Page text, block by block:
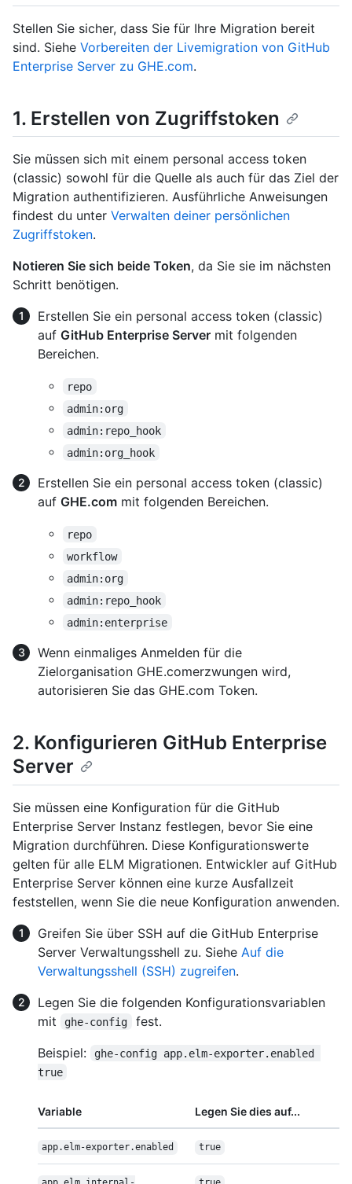
Stellen Sie sicher, dass Sie für Ihre Migration bereit
sind. Siehe Vorbereiten der Livemigration von GitHub
Enterprise Server zu GHE.com.
1. Erstellen von Zugriffstoken
Sie müssen sich mit einem personal access token
(classic) sowohl für die Quelle als auch für das Ziel der
Migration authentifizieren. Ausführliche Anweisungen
findest du unter Verwalten deiner persönlichen
Zugriffstoken.
Notieren Sie sich beide Token, da Sie sie im nächsten
Schritt benötigen.
Erstellen Sie ein personal access token (classic)
auf GitHub Enterprise Server mit folgenden
Bereichen.
repo
admin:org
admin:repo_hook
admin:org_hook
Erstellen Sie ein personal access token (classic)
auf GHE.com mit folgenden Bereichen.
repo
workflow
admin:org
admin:repo_hook
admin:enterprise
Wenn einmaliges Anmelden für die
Zielorganisation GHE.comerzwungen wird,
autorisieren Sie das GHE.com Token.
2. Konfigurieren GitHub Enterprise
Server
Sie müssen eine Konfiguration für die GitHub
Enterprise Server Instanz festlegen, bevor Sie eine
Migration durchführen. Diese Konfigurationswerte
gelten für alle ELM Migrationen. Entwickler auf GitHub
Enterprise Server können eine kurze Ausfallzeit
feststellen, wenn Sie die neue Konfiguration anwenden.
Greifen Sie über SSH auf die GitHub Enterprise
Server Verwaltungsshell zu. Siehe Auf die
Verwaltungsshell (SSH) zugreifen.
Legen Sie die folgenden Konfigurationsvariablen
mit
ghe-config
fest.
Beispiel:
ghe-config app.elm-exporter.enabled
true
Variable Legen Sie dies auf...
app.elm-exporter.enabled true